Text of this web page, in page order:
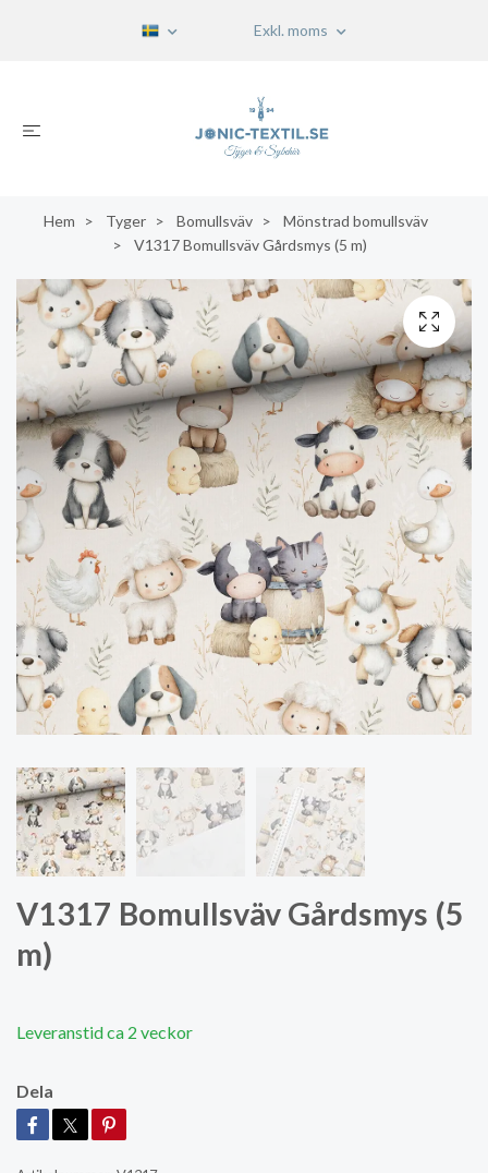
Exkl. moms
Hem Tyger Bomullsväv
Mönstrad bomullsväv
V1317 Bomullsväv Gårdsmys (5 m)
V1317 Bomullsväv Gårdsmys (5
m)
Leveranstid ca 2 veckor
Dela